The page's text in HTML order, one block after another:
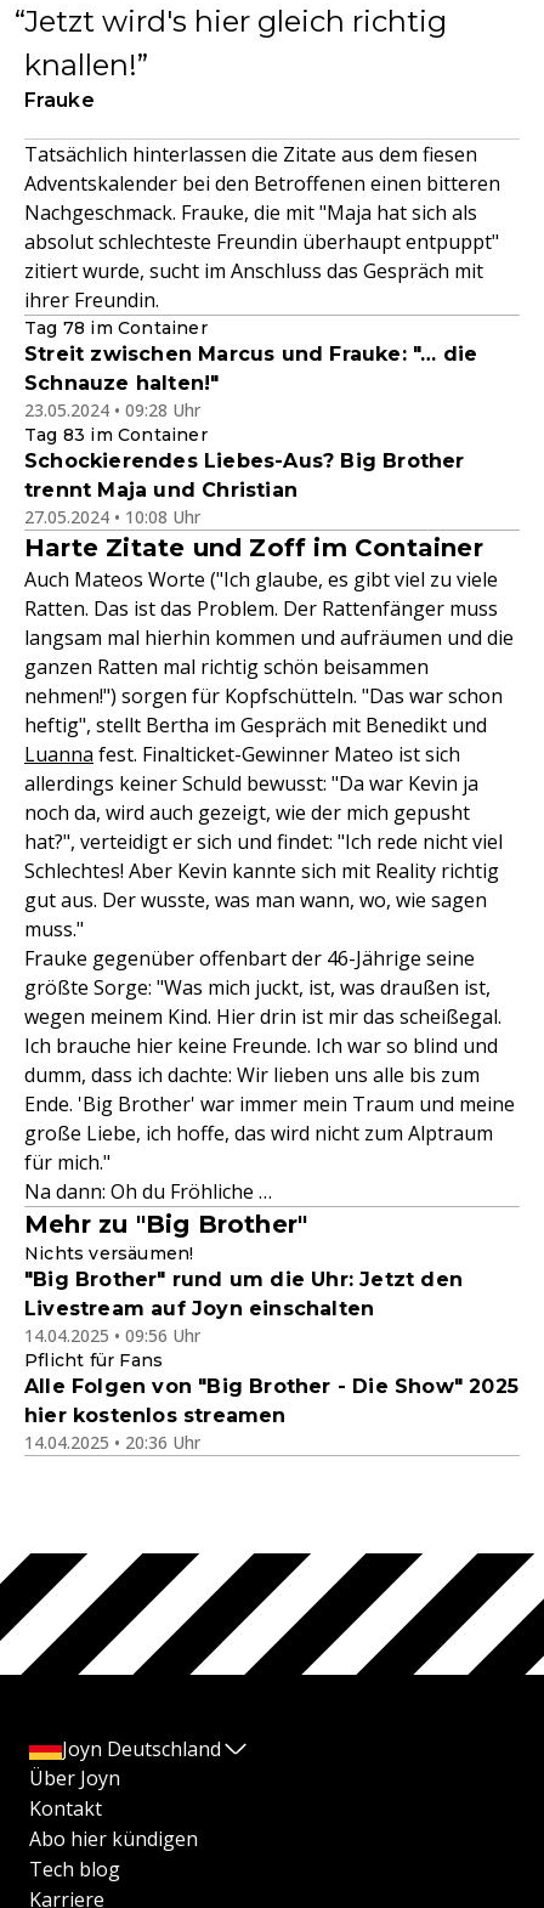
Jetzt wird's hier gleich richtig
knallen!
Frauke
Tatsächlich hinterlassen die Zitate aus dem fiesen
Adventskalender bei den Betroffenen einen bitteren
Nachgeschmack. Frauke, die mit "Maja hat sich als
absolut schlechteste Freundin überhaupt entpuppt"
zitiert wurde, sucht im Anschluss das Gespräch mit
ihrer Freundin.
Tag 78 im Container
Streit zwischen Marcus und Frauke: "… die
Schnauze halten!"
23.05.2024 • 09:28 Uhr
Tag 83 im Container
Schockierendes Liebes-Aus? Big Brother
trennt Maja und Christian
27.05.2024 • 10:08 Uhr
Harte Zitate und Zoff im Container
Auch Mateos Worte ("Ich glaube, es gibt viel zu viele
Ratten. Das ist das Problem. Der Rattenfänger muss
langsam mal hierhin kommen und aufräumen und die
ganzen Ratten mal richtig schön beisammen
nehmen!") sorgen für Kopfschütteln. "Das war schon
heftig", stellt Bertha im Gespräch mit Benedikt und
Luanna fest. Finalticket-Gewinner Mateo ist sich
allerdings keiner Schuld bewusst: "Da war Kevin ja
noch da, wird auch gezeigt, wie der mich gepusht
hat?", verteidigt er sich und findet: "Ich rede nicht viel
Schlechtes! Aber Kevin kannte sich mit Reality richtig
gut aus. Der wusste, was man wann, wo, wie sagen
muss."
Frauke gegenüber offenbart der 46-Jährige seine
größte Sorge: "Was mich juckt, ist, was draußen ist,
wegen meinem Kind. Hier drin ist mir das scheißegal.
Ich brauche hier keine Freunde. Ich war so blind und
dumm, dass ich dachte: Wir lieben uns alle bis zum
Ende. 'Big Brother' war immer mein Traum und meine
große Liebe, ich hoffe, das wird nicht zum Alptraum
für mich."
Na dann: Oh du Fröhliche …
Mehr zu "Big Brother"
Nichts versäumen!
"Big Brother" rund um die Uhr: Jetzt den
Livestream auf Joyn einschalten
14.04.2025 • 09:56 Uhr
Pflicht für Fans
Alle Folgen von "Big Brother - Die Show" 2025
hier kostenlos streamen
14.04.2025 • 20:36 Uhr
Joyn Deutschland
Über Joyn
Kontakt
Abo hier kündigen
Tech blog
Karriere